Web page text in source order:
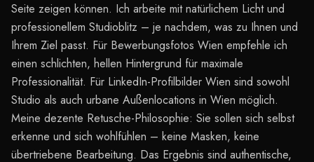
Seite zeigen können. Ich arbeite mit natürlichem Licht und
professionellem Studioblitz – je nachdem, was zu Ihnen und
Ihrem Ziel passt. Für Bewerbungsfotos Wien empfehle ich
einen schlichten, hellen Hintergrund für maximale
Professionalität. Für LinkedIn-Profilbilder Wien sind sowohl
Studio als auch urbane Außenlocations in Wien möglich.
Meine dezente Retusche-Philosophie: Sie sollen sich selbst
erkenne und sich wohlfühlen – keine Masken, keine
übertriebene Bearbeitung. Das Ergebnis sind authentische,